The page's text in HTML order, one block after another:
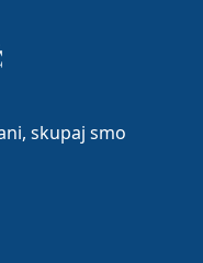
skupaj smo